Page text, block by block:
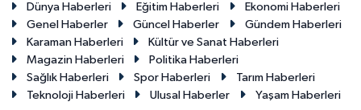
Dünya Haberleri
Eğitim Haberleri
Ekonomi Haberleri
Genel Haberler
Güncel Haberler
Gündem Haberleri
Karaman Haberleri
Kültür ve Sanat Haberleri
Magazin Haberleri
Politika Haberleri
Sağlık Haberleri
Spor Haberleri
Tarım Haberleri
Teknoloji Haberleri
Ulusal Haberler Yaşam Haberleri